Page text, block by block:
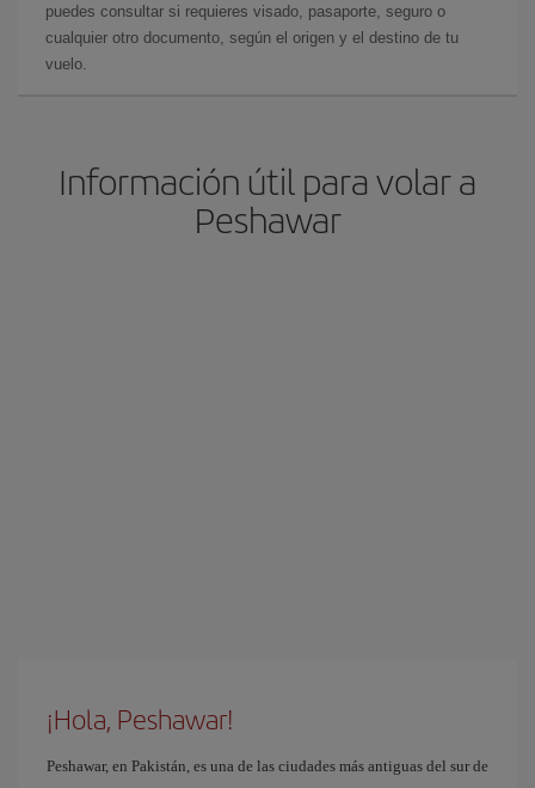
puedes consultar si requieres visado, pasaporte, seguro o
cualquier otro documento, según el origen y el destino de tu
vuelo.
Información útil para volar a
Peshawar
¡Hola, Peshawar!
Peshawar, en Pakistán, es una de las ciudades más antiguas del sur de